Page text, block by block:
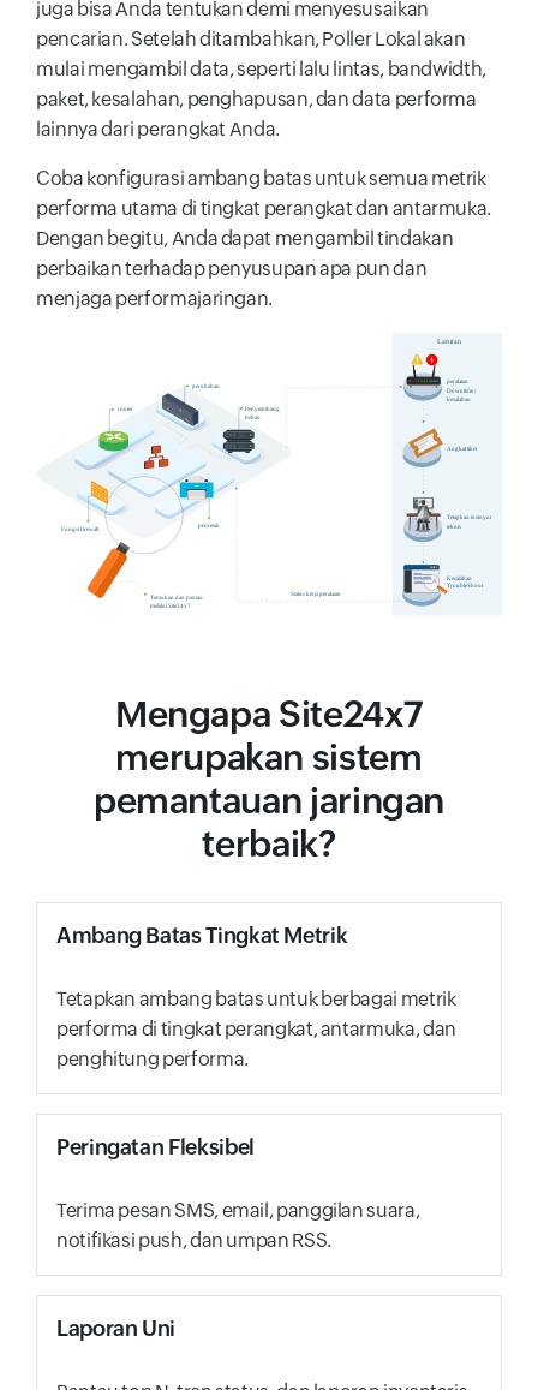
juga bisa Anda tentukan demi menyesusaikan
pencarian. Setelah ditambahkan, Poller Lokal akan
mulai mengambil data, seperti lalu lintas, bandwidth,
paket, kesalahan, penghapusan, dan data performa
lainnya dari perangkat Anda.
Coba konfigurasi ambang batas untuk semua metrik
performa utama di tingkat perangkat dan antarmuka.
Dengan begitu, Anda dapat mengambil tindakan
perbaikan terhadap penyusupan apa pun dan
menjaga performajaringan.
Mengapa Site24x7
merupakan sistem
pemantauan jaringan
terbaik?
Ambang Batas Tingkat Metrik
Tetapkan ambang batas untuk berbagai metrik
performa di tingkat perangkat, antarmuka, dan
penghitung performa.
Peringatan Fleksibel
Terima pesan SMS, email, panggilan suara,
notifikasi push, dan umpan RSS.
Laporan Uni